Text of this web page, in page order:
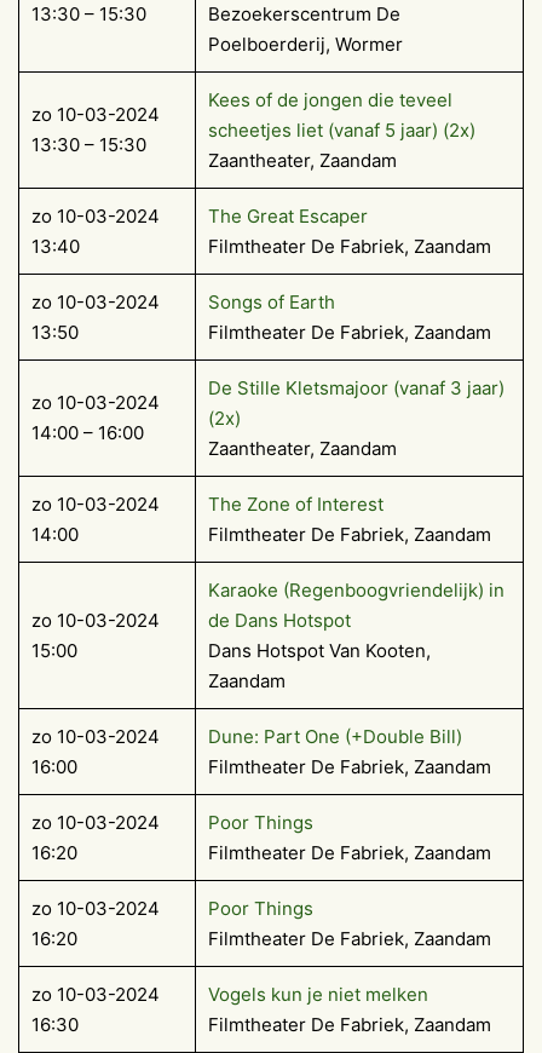
13:30 – 15:30
Bezoekerscentrum De
Poelboerderij, Wormer
zo 10-03-2024
13:30 – 15:30
Kees of de jongen die teveel
scheetjes liet (vanaf 5 jaar) (2x)
Zaantheater, Zaandam
zo 10-03-2024
13:40
The Great Escaper
Filmtheater De Fabriek, Zaandam
zo 10-03-2024
13:50
Songs of Earth
Filmtheater De Fabriek, Zaandam
zo 10-03-2024
14:00 – 16:00
De Stille Kletsmajoor (vanaf 3 jaar)
(2x)
Zaantheater, Zaandam
zo 10-03-2024
14:00
The Zone of Interest
Filmtheater De Fabriek, Zaandam
zo 10-03-2024
15:00
Karaoke (Regenboogvriendelijk) in
de Dans Hotspot
Dans Hotspot Van Kooten,
Zaandam
zo 10-03-2024
16:00
Dune: Part One (+Double Bill)
Filmtheater De Fabriek, Zaandam
zo 10-03-2024
16:20
Poor Things
Filmtheater De Fabriek, Zaandam
zo 10-03-2024
16:20
Poor Things
Filmtheater De Fabriek, Zaandam
zo 10-03-2024
16:30
Vogels kun je niet melken
Filmtheater De Fabriek, Zaandam